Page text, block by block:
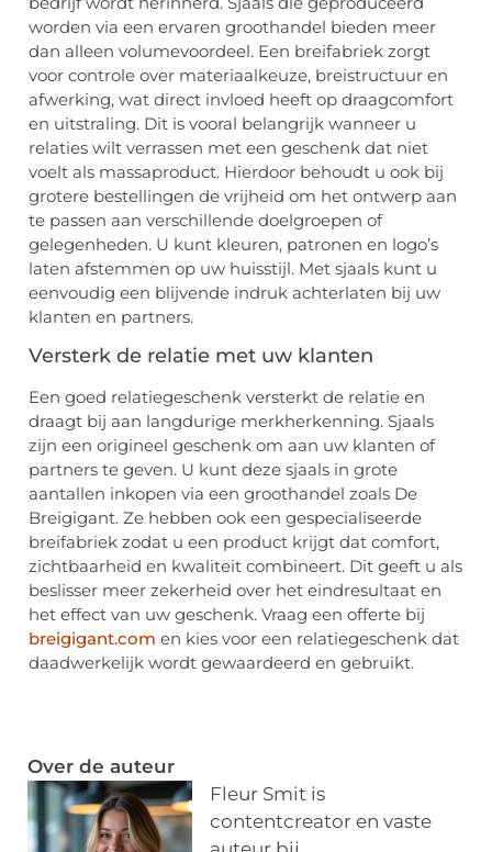
worden via een ervaren groothandel bieden meer
dan alleen volumevoordeel. Een breifabriek zorgt
voor controle over materiaalkeuze, breistructuur en
afwerking, wat direct invloed heeft op draagcomfort
en uitstraling. Dit is vooral belangrijk wanneer u
relaties wilt verrassen met een geschenk dat niet
voelt als massaproduct. Hierdoor behoudt u ook bij
grotere bestellingen de vrijheid om het ontwerp aan
te passen aan verschillende doelgroepen of
gelegenheden. U kunt kleuren, patronen en logo’s
laten afstemmen op uw huisstijl. Met sjaals kunt u
eenvoudig een blijvende indruk achterlaten bij uw
klanten en partners.
Versterk de relatie met uw klanten
Een goed relatiegeschenk versterkt de relatie en
draagt bij aan langdurige merkherkenning. Sjaals
zijn een origineel geschenk om aan uw klanten of
partners te geven. U kunt deze sjaals in grote
aantallen inkopen via een groothandel zoals De
Breigigant. Ze hebben ook een gespecialiseerde
breifabriek zodat u een product krijgt dat comfort,
zichtbaarheid en kwaliteit combineert. Dit geeft u als
beslisser meer zekerheid over het eindresultaat en
het effect van uw geschenk. Vraag een offerte bij
breigigant.com en kies voor een relatiegeschenk dat
daadwerkelijk wordt gewaardeerd en gebruikt.
Over de auteur
Fleur Smit is
contentcreator en vaste